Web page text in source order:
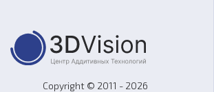
Copyright © 2011 - 2026